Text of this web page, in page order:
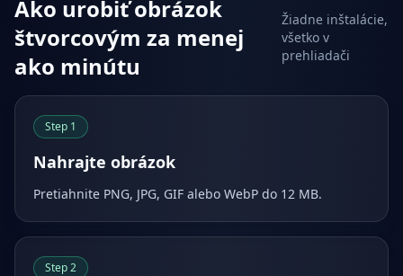
Ako urobiť obrázok
štvorcovým za menej
ako minútu
Žiadne inštalácie,
všetko v
prehliadači
Step 1
Nahrajte obrázok
Pretiahnite PNG, JPG, GIF alebo WebP do 12 MB.
Step2